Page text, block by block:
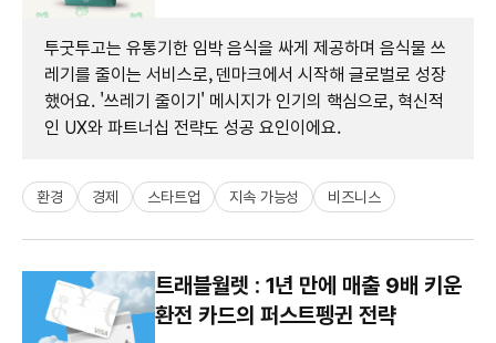
투굿투고는 유통기한 임박 음식을 싸게 제공하며 음식물 쓰
레기를 줄이는 서비스로, 덴마크에서 시작해 글로벌로 성장
했어요. '쓰레기 줄이기' 메시지가 인기의 핵심으로, 혁신적
인 UX와 파트너십 전략도 성공 요인이에요.
환경 경제 스타트업 지속 가능성 비즈니스
트래블월렛 : 1년 만에 매출 9배 키운
환전 카드의 퍼스트펭귄 전략